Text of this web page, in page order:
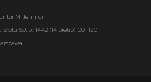
Millennium
Złota 59, p.: 1442 (14 pietro), 00-120